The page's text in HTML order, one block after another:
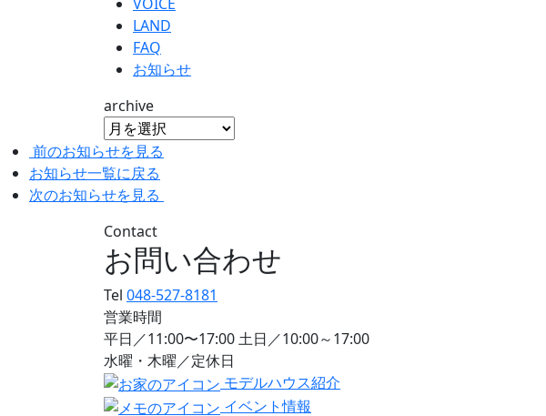
LAND
FAQ
お知らせ
archive
前のお知らせを見る
お知らせ一覧に戻る
次のお知らせを見る
Contact
お問い合わせ
Tel 048-527-8181
営業時間
平日／11:00〜17:00 土日／10:00～17:00
水曜・木曜／定休日
モデルハウス紹介
イベント情報